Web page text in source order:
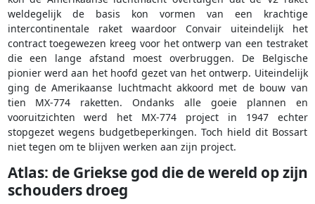
weldegelijk de basis kon vormen van een krachtige
intercontinentale raket waardoor Convair uiteindelijk het
contract toegewezen kreeg voor het ontwerp van een testraket
die een lange afstand moest overbruggen. De Belgische
pionier werd aan het hoofd gezet van het ontwerp. Uiteindelijk
ging de Amerikaanse luchtmacht akkoord met de bouw van
tien MX-774 raketten. Ondanks alle goeie plannen en
vooruitzichten werd het MX-774 project in 1947 echter
stopgezet wegens budgetbeperkingen. Toch hield dit Bossart
niet tegen om te blijven werken aan zijn project.
Atlas: de Griekse god die de wereld op zijn
schouders droeg